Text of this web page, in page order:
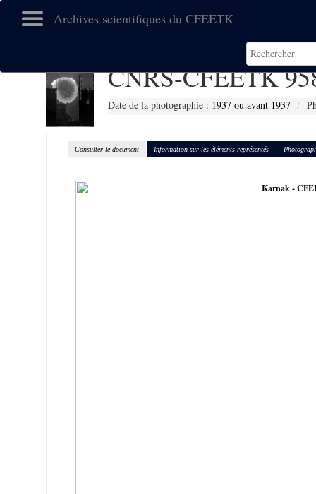
Archives scientifiques du CFEETK
CNRS-CFEETK
Date de la photographie : 1937 ou avant 1937
Consulter le document Information sur les éléments représentés